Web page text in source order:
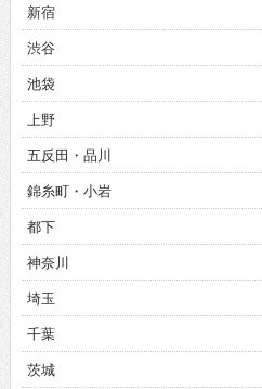
新宿
渋谷
池袋
上野
五反田・品川
錦糸町・小岩
都下
神奈川
埼玉
千葉
茨城